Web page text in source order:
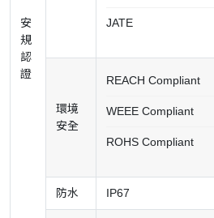
安
規
認
證
JATE
環境
安全
REACH Compliant
WEEE Compliant
ROHS Compliant
防水 IP67